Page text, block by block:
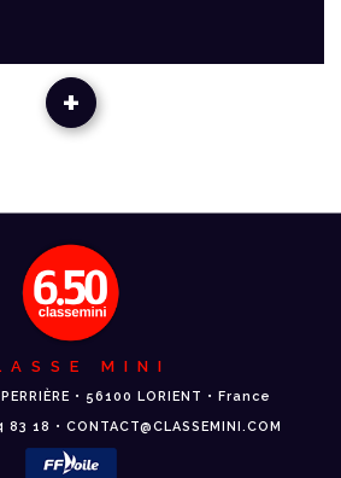
+
MINI
• 56100 LORIENT • France
18 • CONTACT@CLASSEMINI.COM